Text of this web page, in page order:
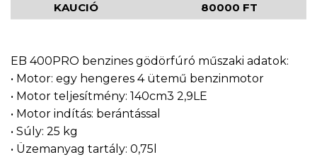
KAUCIÓ
80000 FT
EB 400PRO benzines gödörfúró műszaki adatok:
• Motor: egy hengeres 4 ütemű benzinmotor
• Motor teljesítmény: 140cm3 2,9LE
• Motor indítás: berántással
• Súly: 25 kg
• Üzemanyag tartály: 0,75l